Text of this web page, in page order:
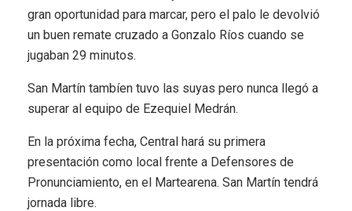
gran oportunidad para marcar, pero el palo le devolvió
un buen remate cruzado a Gonzalo Ríos cuando se
jugaban 29 minutos.
San Martín tambíen tuvo las suyas pero nunca llegó a
superar al equipo de Ezequiel Medrán.
En la próxima fecha, Central hará su primera
presentación como local frente a Defensores de
Pronunciamiento, en el Martearena. San Martín tendrá
jornada libre.